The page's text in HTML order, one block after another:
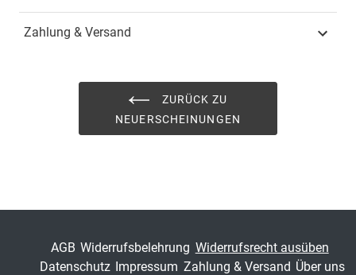
Schriftenreihe
Sozioanalyse
3053-6391
Fachbereich Sozialwissenschaft
Zahlung & Versand
ZURÜCK ZU
NEUERSCHEINUNGEN
AGB Widerrufsbelehrung Widerrufsrecht ausüben
Datenschutz Impressum Zahlung & Versand Über uns